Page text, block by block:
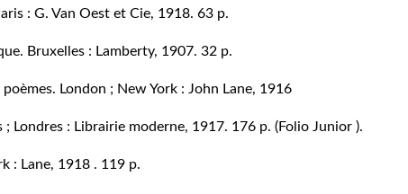
: G. Van Oest et Cie, 1918. 63 p.
Bruxelles : Lamberty, 1907. 32 p.
. London ; New York : John Lane, 1916
; Londres : Librairie moderne, 1917. 176 p. (Folio Junior ).
: Lane, 1918 . 119 p.